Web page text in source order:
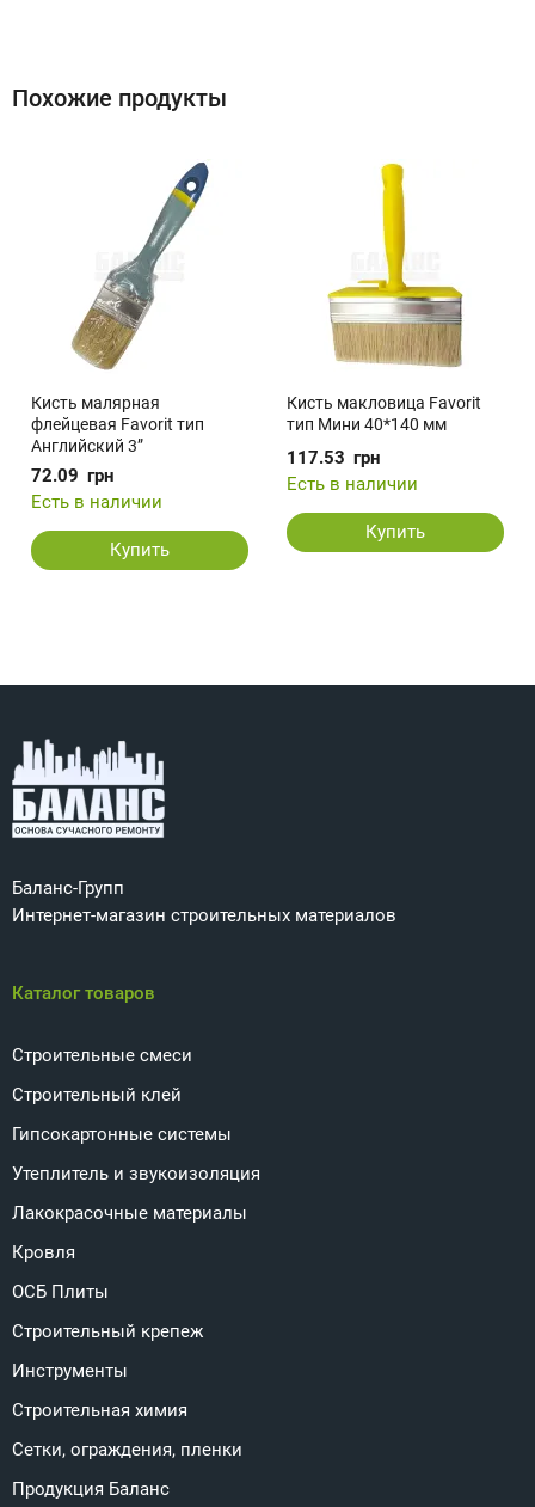
Похожие продукты
Кисть малярная
флейцевая Favorit тип
Английский 3”
72.09 грн
Есть в наличии
Купить
Кисть макловица Favorit
тип Мини 40*140 мм
117.53 грн
Есть в наличии
Купить
Баланс-Групп
Интернет-магазин строительных материалов
Каталог товаров
Строительные смеси
Строительный клей
Гипсокартонные системы
Утеплитель и звукоизоляция
Лакокрасочные материалы
Кровля
ОСБ Плиты
Строительный крепеж
Инструменты
Строительная химия
Сетки, ограждения, пленки
Продукция Баланс